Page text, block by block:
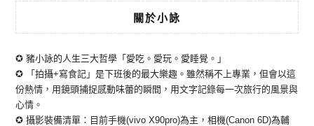
關於小詠
✪ 豬小詠的人生三大哲學「愛吃。愛玩。愛睡覺。」
✪ 「拍攝+寫食記」是下班後的最大樂趣。雖然稱不上專業，但會以這
份熱情，用鏡頭捕捉感動味蕾的瞬間，用文字記錄每一次旅行的風景與
心情。
✪ 攝影裝備清單：目前手機(vivo X90pro)為主，相機(Canon 6D)為輔